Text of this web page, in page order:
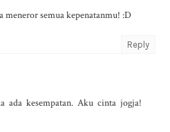
meneror semua kepenatanmu! :D
Reply
kesempatan. Aku cinta jogja!